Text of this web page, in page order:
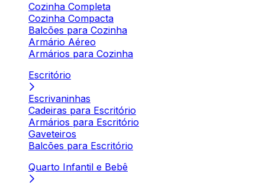
Cozinha Completa
Cozinha Compacta
Balcões para Cozinha
Armário Aéreo
Armários para Cozinha
Escritório
Escrivaninhas
Cadeiras para Escritório
Armários para Escritório
Gaveteiros
Balcões para Escritório
Quarto Infantil e Bebê